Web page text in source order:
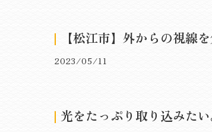
【松江市】外からの視線
2023/05/11
光をたっぷり取り込みた